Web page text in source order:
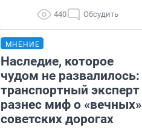
440 Обсудить
МНЕНИЕ
Наследие, которое
чудом не развалилось:
транспортный эксперт
разнес миф о «вечных»
советских дорогах